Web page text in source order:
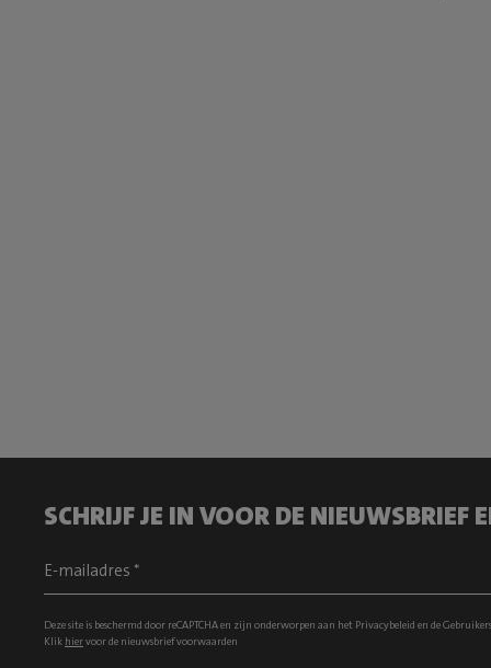
SCHRIJF JE IN VOOR DE NIEUWSBRIEF
Deze site is beschermd door reCAPTCHA en zijn onderworpen aan het Privacybeleid en de
Klik hiervoor de nieuwsbrief voorwaarden